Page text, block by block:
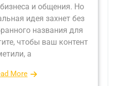
и общения. Но
идея захнет без
названия для
чтобы ваш контент
а
More